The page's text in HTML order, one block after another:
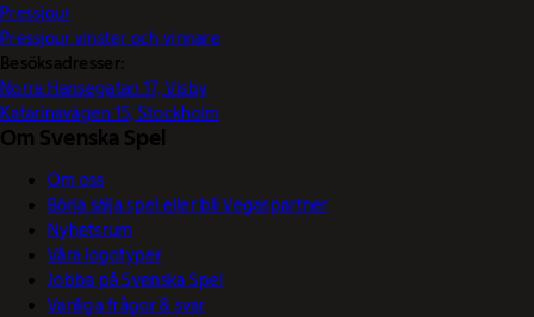
Pressjour
Pressjour vinster och vinnare
Besöksadresser:
Norra Hansegatan 17, Visby
Katarinavägen 15, Stockholm
Om Svenska Spel
Om oss
Börja sälja spel eller bli Vegaspartner
Nyhetsrum
Våra logotyper
Jobba på Svenska Spel
Vanliga frågor & svar